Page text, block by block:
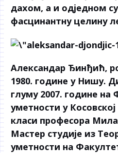
дахом, а и одједном
фасцинантну целину
Александар Ђинђић,
1980. године у Нишу.
глуму 2007. године на
уметности у
класи професора
Мастер студије из
уметности на